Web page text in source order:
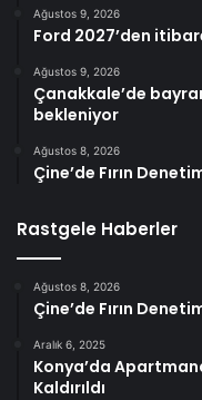
Ağustos 9, 2026
Ford 2027’den
Ağustos 9, 2026
Çanakkale’de
bekleniyor
Ağustos 8, 2026
Çine’de Fırın
Rastgele Haberler
Ağustos 8, 2026
Çine’de Fırın
Aralık 6, 2025
Konya’da
Kaldırıldı